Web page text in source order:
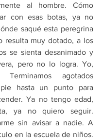
al hombre. Cómo
con esas botas, ya no
saqué esta peregrina
resulta muy dotado, a los
se sienta desanimado y
pero no lo logra. Yo,
agotados
hasta un punto para
Ya no tengo edad,
ya no quiero seguir.
sin avisar a nadie. A
en la escuela de niños.